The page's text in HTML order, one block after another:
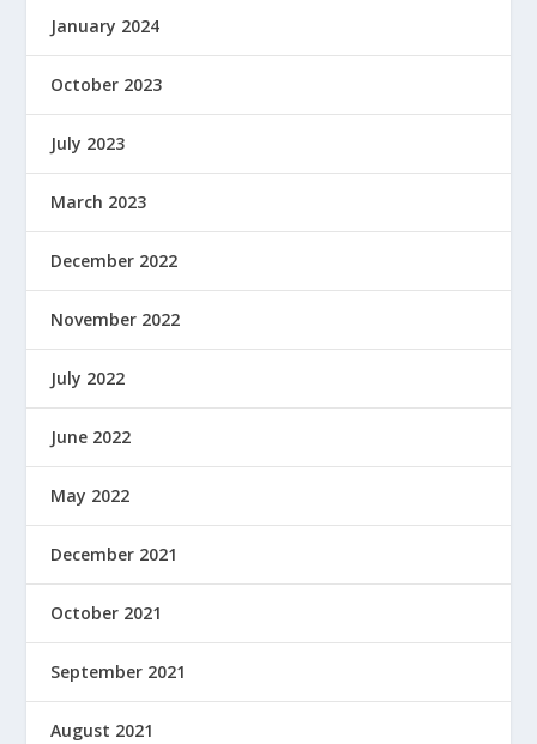
January 2024
October 2023
July 2023
March 2023
December 2022
November 2022
July 2022
June 2022
May 2022
December 2021
October 2021
September 2021
August 2021